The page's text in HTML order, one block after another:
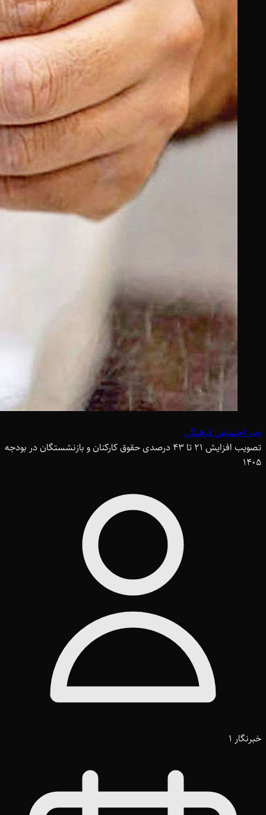
خبر اجتماعی فرهنگی
تصویب افزایش 21 تا 43 درصدی حقوق کارکنان و بازنشستگان در بودجه
1405
خبرنگار 1